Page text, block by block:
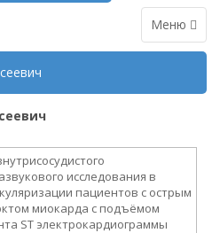
Меню
исследования в
пациентов с острым
миокарда с подъёмом
ST электрокардиограммы